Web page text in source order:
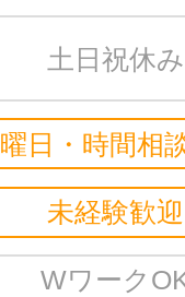
土日祝休み
曜日・時間相
未経験歓迎
Wワーク